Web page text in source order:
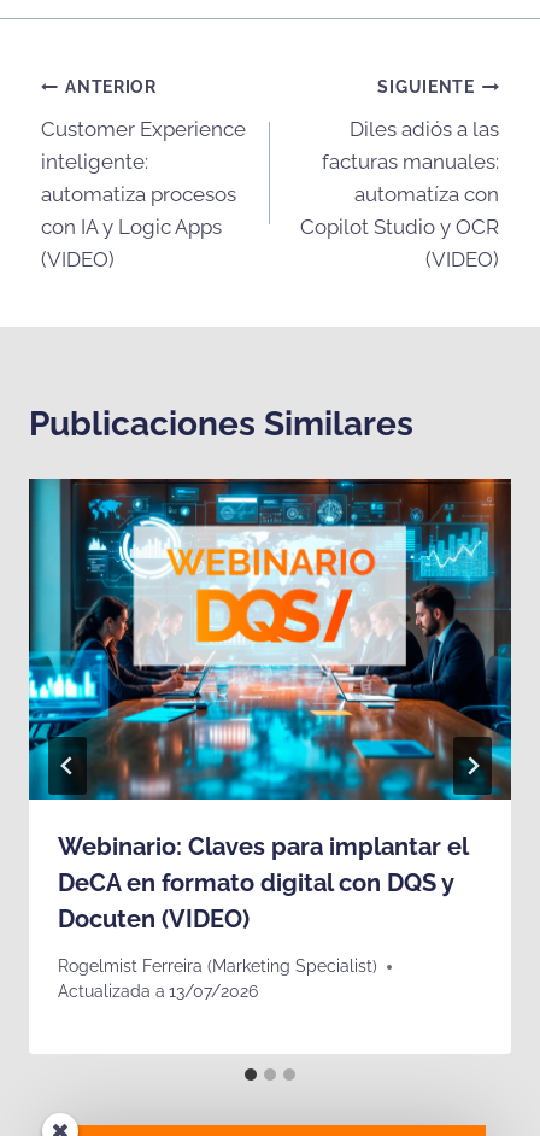
Navegación
entradas
ANTERIOR
Customer Experience
inteligente:
automatiza procesos
con IA y Logic Apps
(VIDEO)
SIGUIENTE
Diles adiós a las
facturas manuales:
automatíza con
Copilot Studio y OCR
(VIDEO)
Publicaciones Similares
Webinario: Claves para implantar el
DeCA en formato digital con DQS y
Docuten (VIDEO)
Rogelmist Ferreira (Marketing Specialist)
Actualizada a 13/07/2026